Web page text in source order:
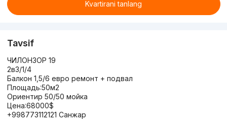
Kvartirani tanlang
Tavsif
ЧИЛОНЗОР 19
2в3/1/4
Балкон 1,5/6 евро ремонт + подвал
Площадь:50м2
Ориентир 50/50 мойка
Цена:68000$
+998773112121 Санжар